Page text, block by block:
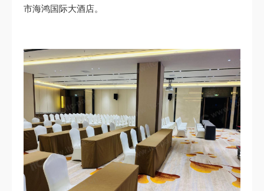
市海鸿国际大酒店。